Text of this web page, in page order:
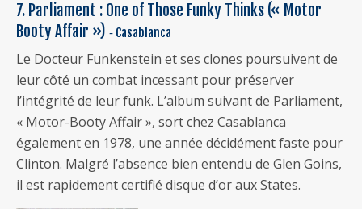
7. Parliament : One of Those Funky Thinks (« Motor
Booty Affair ») ‐ Casablanca
Le Docteur Funkenstein et ses clones poursuivent de
leur côté un combat incessant pour préserver
l’intégrité de leur funk. L’album suivant de Parliament,
« Motor-Booty Affair », sort chez Casablanca
également en 1978, une année décidément faste pour
Clinton. Malgré l’absence bien entendu de Glen Goins,
il est rapidement certifié disque d’or aux States.